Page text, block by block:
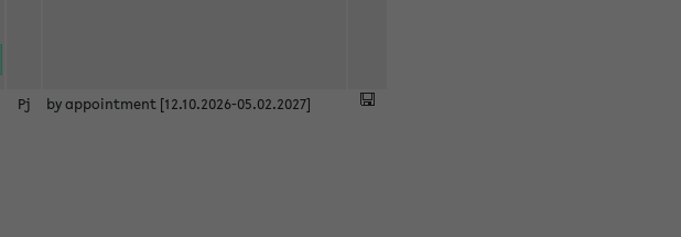
Pj by appointment [12.10.2026-05.02.2027]